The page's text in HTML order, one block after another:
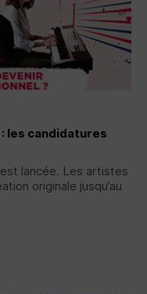
les candidatures
est lancée. Les artistes
originale jusqu’au